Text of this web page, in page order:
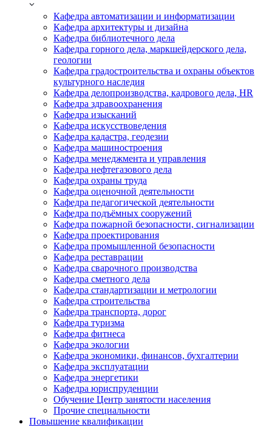
Кафедра автоматизации и информатизации
Кафедра архитектуры и дизайна
Кафедра библиотечного дела
Кафедра горного дела, маркшейдерского дела,
геологии
Кафедра градостроительства и охраны объектов
культурного наследия
Кафедра делопроизводства, кадрового дела, HR
Кафедра здравоохранения
Кафедра изысканий
Кафедра искусствоведения
Кафедра кадастра, геодезии
Кафедра машиностроения
Кафедра менеджмента и управления
Кафедра нефтегазового дела
Кафедра охраны труда
Кафедра оценочной деятельности
Кафедра педагогической деятельности
Кафедра подъёмных сооружений
Кафедра пожарной безопасности, сигнализации
Кафедра проектирования
Кафедра промышленной безопасности
Кафедра реставрации
Кафедра сварочного производства
Кафедра сметного дела
Кафедра стандартизации и метрологии
Кафедра строительства
Кафедра транспорта, дорог
Кафедра туризма
Кафедра фитнеса
Кафедра экологии
Кафедра экономики, финансов, бухгалтерии
Кафедра эксплуатации
Кафедра энергетики
Кафедра юриспруденции
Обучение Центр занятости населения
Прочие специальности
Повышение квалификации